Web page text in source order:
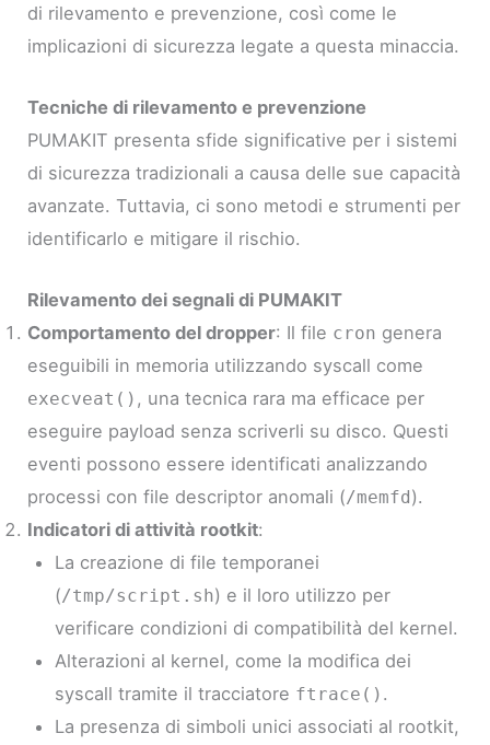
di rilevamento e prevenzione, così come le
implicazioni di sicurezza legate a questa minaccia.
Tecniche di rilevamento e prevenzione
PUMAKIT presenta sfide significative per i sistemi
di sicurezza tradizionali a causa delle sue capacità
avanzate. Tuttavia, ci sono metodi e strumenti per
identificarlo e mitigare il rischio.
Rilevamento dei segnali di PUMAKIT
Comportamento del dropper: Il file cron genera
eseguibili in memoria utilizzando syscall come
execveat() , una tecnica rara ma efficace per
eseguire payload senza scriverli su disco. Questi
eventi possono essere identificati analizzando
processi con file descriptor anomali (/memfd ).
Indicatori di attività rootkit:
La creazione di file temporanei
(/tmp/script.sh) e il loro utilizzo per
verificare condizioni di compatibilità del kernel.
Alterazioni al kernel, come la modifica dei
syscall tramite il tracciatore ftrace() .
La presenza di simboli unici associati al rootkit,